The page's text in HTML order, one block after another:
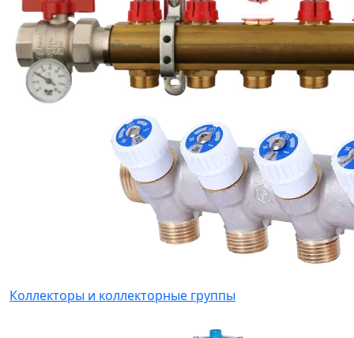
Коллекторы и коллекторные группы